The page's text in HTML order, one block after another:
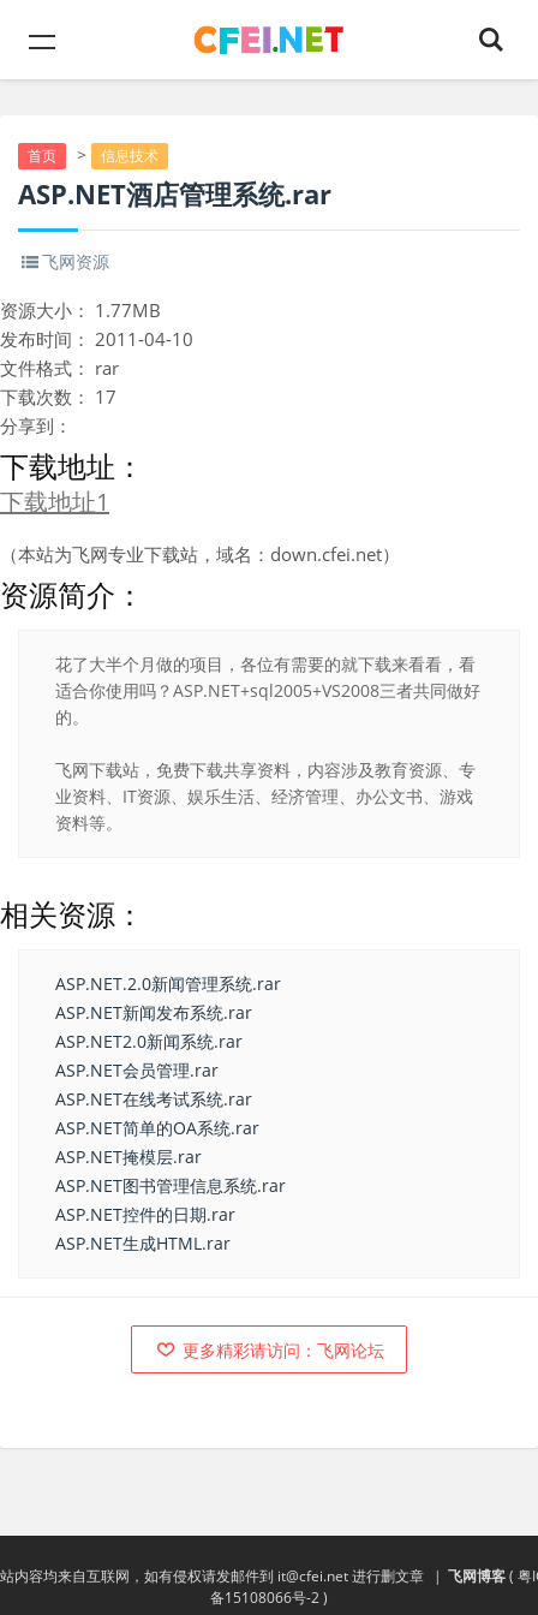
首页 > 信息技术
ASP.NET酒店管理系统.rar
飞网资源
资源大小： 1.77MB
发布时间： 2011-04-10
文件格式： rar
下载次数： 17
分享到：
下载地址：
下载地址1
（本站为飞网专业下载站，域名：down.cfei.net）
资源简介：
花了大半个月做的项目，各位有需要的就下载来看看，看
适合你使用吗？ASP.NET+sql2005+VS2008三者共同做好
的。
飞网下载站，免费下载共享资料，内容涉及教育资源、专
业资料、IT资源、娱乐生活、经济管理、办公文书、游戏
资料等。
相关资源：
ASP.NET.2.0新闻管理系统.rar
ASP.NET新闻发布系统.rar
ASP.NET2.0新闻系统.rar
ASP.NET会员管理.rar
ASP.NET在线考试系统.rar
ASP.NET简单的OA系统.rar
ASP.NET掩模层.rar
ASP.NET图书管理信息系统.rar
ASP.NET控件的日期.rar
ASP.NET生成HTML.rar
更多精彩请访问：飞网论坛
内容均来自互联网，如有侵权请发邮件到 it@cfei.net进行删文章 | 飞网博客( 粤
备15108066号-2)